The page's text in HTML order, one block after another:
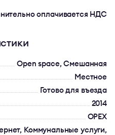
оплачивается НДС
Open space, Смешанная
Местное
Готово для въезда
2014
OPEX
Коммунальные услуги,